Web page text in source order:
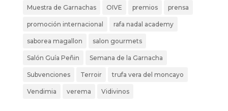
Muestra de Garnachas OIVE premios prensa
promoción internacional rafa nadal academy
saborea magallon salon gourmets
Salón Guía Peñin Semana de la Garnacha
Subvenciones Terroir trufa vera del moncayo
Vendimia verema Vidivinos